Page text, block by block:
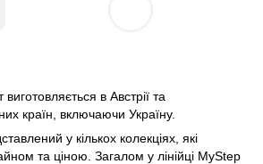
в Австрії та
країн, включаючи Україну.
у кількох колекціях, які
та ціною. Загалом у лінійці MyStep